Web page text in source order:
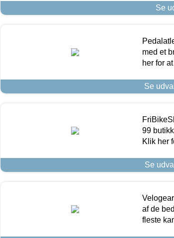
Se
med et
her for
Se
99
Klik her
Se
af de
fleste